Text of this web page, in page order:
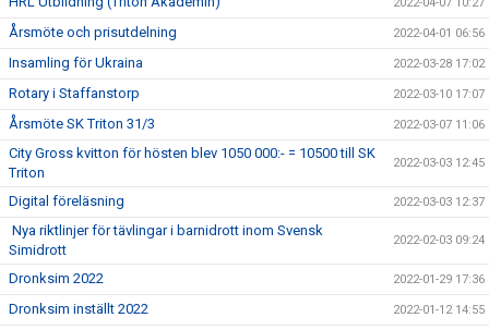
Årsmöte och prisutdelning 2022-04-01 06:56
Insamling för Ukraina 2022-03-28 17:02
Rotary i Staffanstorp 2022-03-10 17:07
Årsmöte SK Triton 31/3 2022-03-07 11:06
City Gross kvitton för hösten blev 1050 000:- = 10500 till SK
Triton
2022-03-03 12:45
Digital föreläsning 2022-03-03 12:37
Nya riktlinjer för tävlingar i barnidrott inom Svensk
Simidrott
2022-02-03 09:24
Dronksim 2022 2022-01-29 17:36
Dronksim inställt 2022 2022-01-12 14:55